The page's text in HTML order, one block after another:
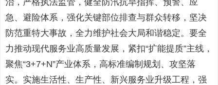
急、避险体系，强化关键部位排查与群众转移，坚决
防范重特大事故，全力维护社会大局和谐稳定。要全
力推动现代服务业高质量发展，紧扣“扩能提质”主线，
聚焦“3+7+N”产业体系，高标准编制规划、攻坚落
实。实施生活性、生产性、新兴服务业升级工程，强